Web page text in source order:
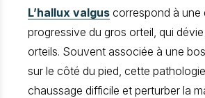
L’hallux valgus correspond à une
progressive du gros orteil, qui
orteils. Souvent associée à une
sur le côté du pied, cette
chaussage difficile et perturber la